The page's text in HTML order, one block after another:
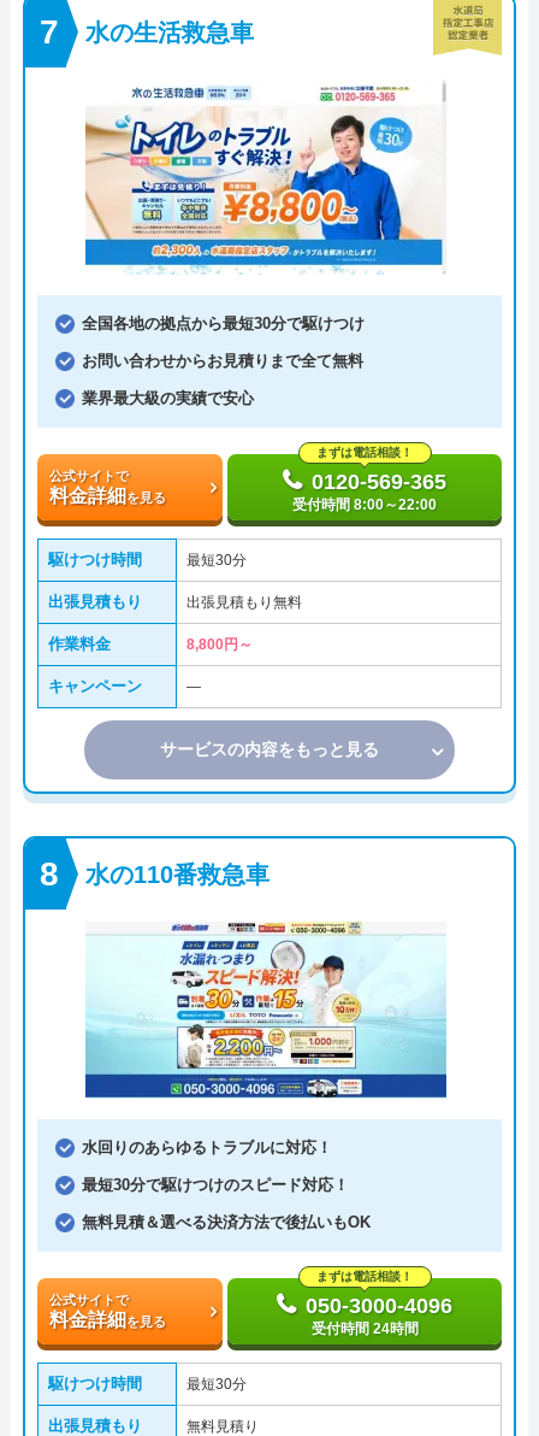
水の生活救急車
全国各地の拠点から最短30分で駆けつけ
お問い合わせからお見積りまで全て無料
業界最大級の実績で安心
公式サイトで
料金詳細を見る
まずは電話相談！
0120-569-365
受付時間 8:00～22:00
駆けつけ時間 最短30分
出張見積もり 出張見積もり無料
作業料金 8,800円～
キャンペーン ―
サービスの内容をもっと見る
水の110番救急車
水回りのあらゆるトラブルに対応！
最短30分で駆けつけのスピード対応！
無料見積＆選べる決済方法で後払いもOK
公式サイトで
料金詳細を見る
まずは電話相談！
050-3000-4096
受付時間 24時間
駆けつけ時間 最短30分
出張見積もり 無料見積り